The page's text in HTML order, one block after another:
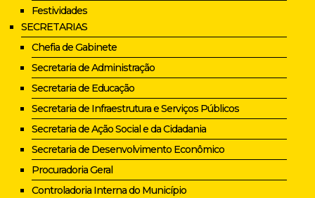
Festividades
SECRETARIAS
Chefia de Gabinete
Secretaria de Administração
Secretaria de Educação
Secretaria de Infraestrutura e Serviços Públicos
Secretaria de Ação Social e da Cidadania
Secretaria de Desenvolvimento Econômico
Procuradoria Geral
Controladoria Interna do Município